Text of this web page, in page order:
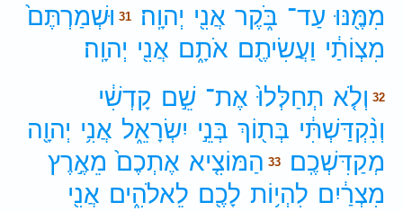
מִמֶּ֖נּוּ עַד־ בֹּ֑קֶר אֲנִ֖י יְהוָֽה׃ 31 וּשְׁמַרְתֶּם֙
מִצְוֹתַ֔י וַעֲשִׂיתֶ֖ם אֹתָ֑ם אֲנִ֖י יְהוָֽה׃
32 וְלֹ֤א תְחַלְּלוּ֙ אֶת־ שֵׁ֣ם קָדְשִׁ֔י
וְנִ֨קְדַּשְׁתִּ֔י בְּת֖וֹךְ בְּנֵ֣י יִשְׂרָאֵ֑ל אֲנִ֥י יְהוָ֖ה
מְקַדִּשְׁכֶֽם׃
33 הַמּוֹצִ֤יא אֶתְכֶם֙ מֵאֶ֣רֶץ
מִצְרַ֔יִם לִהְי֥וֹת לָכֶ֖ם לֵאלֹהִ֑ים אֲנִ֖י